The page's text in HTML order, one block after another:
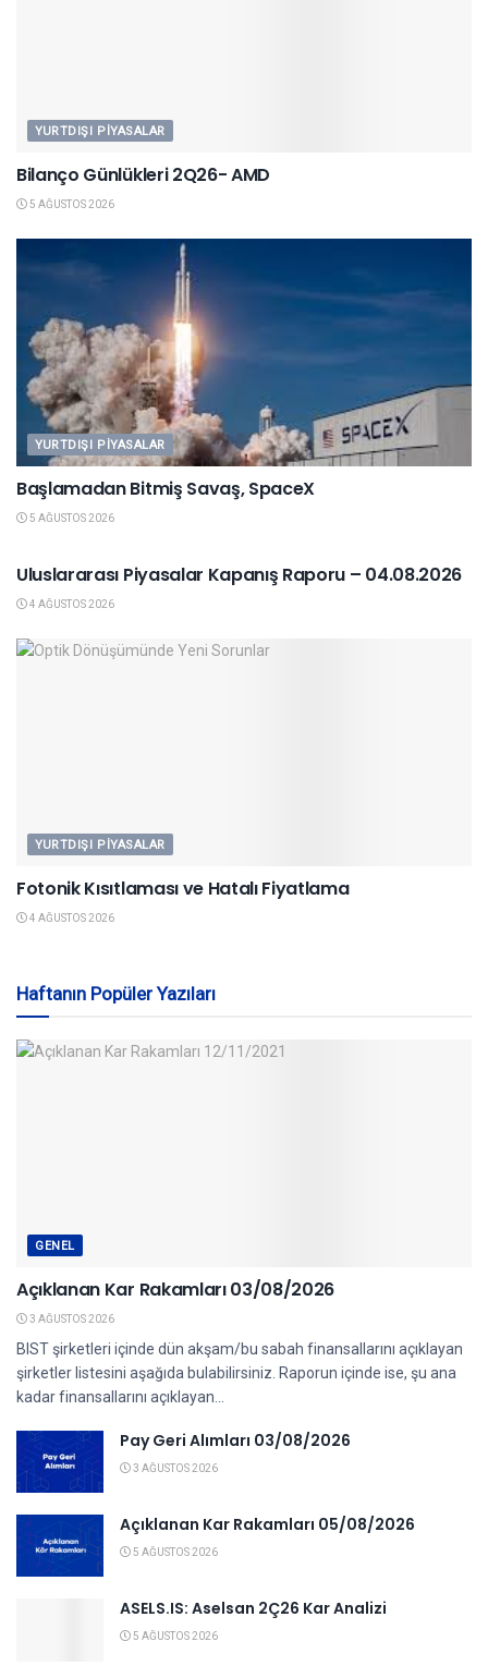
YURTDIŞI PIYASALAR
Bilanço Günlükleri 2Q26- AMD
5 AĞUSTOS 2026
YURTDIŞI PIYASALAR
Başlamadan Bitmiş Savaş, SpaceX
5 AĞUSTOS 2026
Uluslararası Piyasalar Kapanış Raporu – 04.08.2026
4 AĞUSTOS 2026
YURTDIŞI PIYASALAR
Fotonik Kısıtlaması ve Hatalı Fiyatlama
4 AĞUSTOS 2026
Haftanın Popüler Yazıları
GENEL
Açıklanan Kar Rakamları 03/08/2026
3 AĞUSTOS 2026
BIST şirketleri içinde dün akşam/bu sabah finansallarını açıklayan
şirketler listesini aşağıda bulabilirsiniz. Raporun içinde ise, şu ana
kadar finansallarını açıklayan...
Pay Geri Alımları 03/08/2026
3 AĞUSTOS 2026
Açıklanan Kar Rakamları 05/08/2026
5 AĞUSTOS 2026
ASELS.IS: Aselsan 2Ç26 Kar Analizi
5 AĞUSTOS 2026